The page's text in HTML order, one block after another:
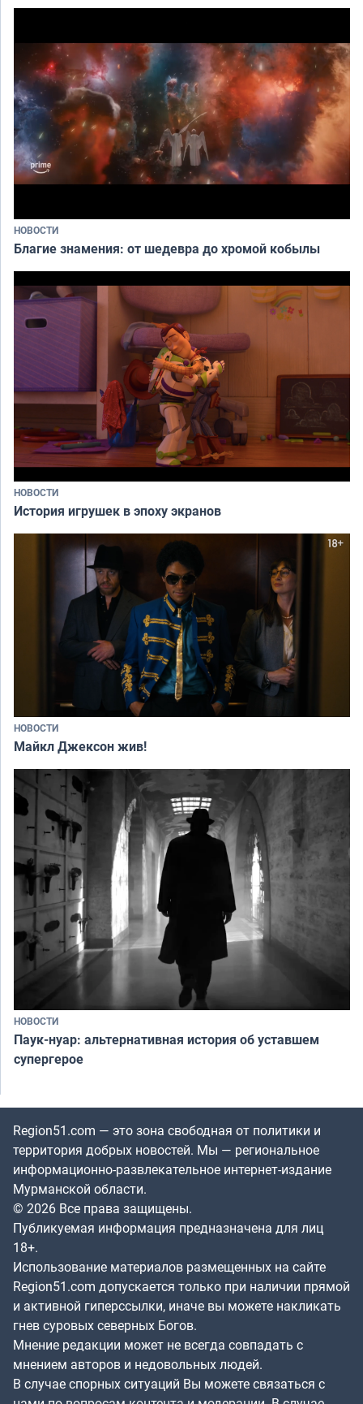
НОВОСТИ
Благие знамения: от шедевра до хромой кобылы
НОВОСТИ
История игрушек в эпоху экранов
НОВОСТИ
Майкл Джексон жив!
НОВОСТИ
Паук-нуар: альтернативная история об уставшем
супергерое
Region51.com — это зона свободная от политики и
территория добрых новостей. Мы — региональное
информационно-развлекательное интернет-издание
Мурманской области.
© 2026 Все права защищены.
Публикуемая информация предназначена для лиц
18+.
Использование материалов размещенных на сайте
Region51.com допускается только при наличии прямой
и активной гиперссылки, иначе вы можете накликать
гнев суровых северных Богов.
Мнение редакции может не всегда совпадать с
мнением авторов и недовольных людей.
В случае спорных ситуаций Вы можете связаться с